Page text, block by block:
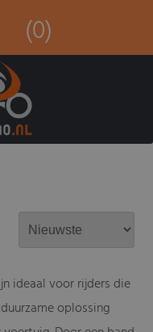
(0)
ideaal voor rijders die
oplossing